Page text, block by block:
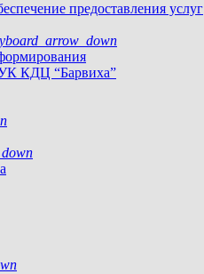
предоставления услуг
КДЦ “Барвиха”